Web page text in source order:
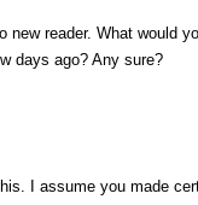
new reader. What would
days ago? Any sure?
I assume you made